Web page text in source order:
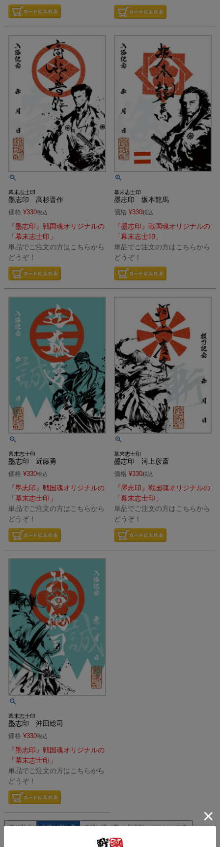
幕末志士印
墨志印 高杉晋作
価格 ¥330税込
『墨志印』戦国魂オリジナルの
「幕末志士印」
単品でご注文の方はこちらから
どうぞ！
幕末志士印
墨志印 坂本龍馬
価格 ¥330税込
『墨志印』戦国魂オリジナルの
「幕末志士印」
単品でご注文の方はこちらから
どうぞ！
幕末志士印
墨志印 近藤勇
価格 ¥330税込
『墨志印』戦国魂オリジナルの
「幕末志士印」
単品でご注文の方はこちらから
どうぞ！
幕末志士印
墨志印 河上彦斎
価格 ¥330税込
『墨志印』戦国魂オリジナルの
「幕末志士印」
単品でご注文の方はこちらから
どうぞ！
幕末志士印
墨志印 沖田総司
価格 ¥330税込
『墨志印』戦国魂オリジナルの
「幕末志士印」
単品でご注文の方はこちらから
どうぞ！
並び替え 価格が安い順 価格が高い順 新着順 レビュー数順